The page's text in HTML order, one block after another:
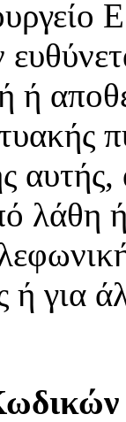
ή
λάθη
ή για